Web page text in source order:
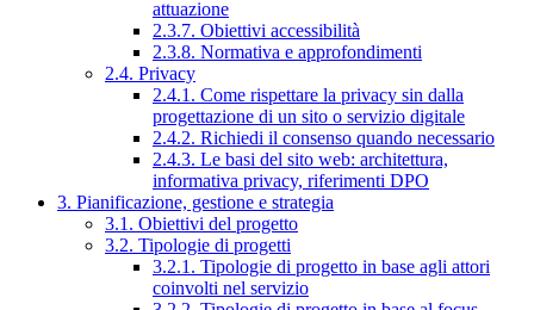
attuazione
2.3.7. Obiettivi accessibilità
2.3.8. Normativa e approfondimenti
2.4. Privacy
2.4.1. Come rispettare la privacy sin dalla
progettazione di un sito o servizio digitale
2.4.2. Richiedi il consenso quando necessario
2.4.3. Le basi del sito web: architettura,
informativa privacy, riferimenti DPO
3. Pianificazione, gestione e strategia
3.1. Obiettivi del progetto
3.2. Tipologie di progetti
3.2.1. Tipologie di progetto in base agli attori
coinvolti nel servizio